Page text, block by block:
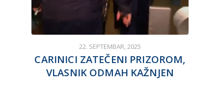
22. SEPTEMBAR, 2025
CARINICI ZATEČENI PRIZOROM,
VLASNIK ODMAH KAŽNJEN